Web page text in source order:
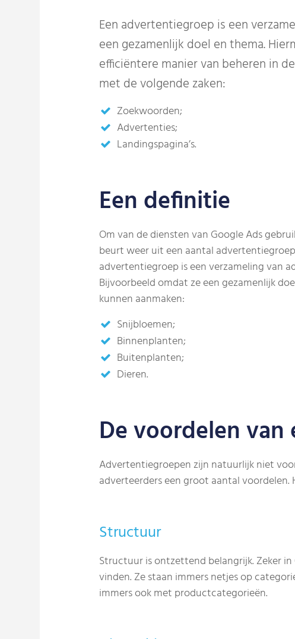
Een advertentiegroep is een
een gezamenlijk doel en thema.
efficiëntere manier van beheren in
met de volgende zaken:
Zoekwoorden;
Advertenties;
Landingspagina’s.
Een definitie
Om van de diensten van Google Ads
beurt weer uit een aantal
advertentiegroep is een verzameling van
Bijvoorbeeld omdat ze een gezamenlijk
kunnen aanmaken:
Snijbloemen;
Binnenplanten;
Buitenplanten;
Dieren.
De voordelen
Advertentiegroepen zijn natuurlijk niet
adverteerders een groot aantal voordelen.
Structuur
Structuur is ontzettend belangrijk. Zeker
vinden. Ze staan immers netjes op
immers ook met productcategorieën.